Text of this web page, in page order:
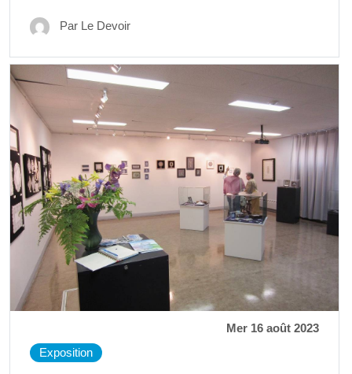
Par Le Devoir
Mer 16 août 2023
Exposition